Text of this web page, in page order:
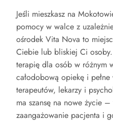
Jeśli mieszkasz na
pomocy w walce z
ośrodek Vita Nova to
Ciebie lub bliskiej Ci
terapię dla osób w różnym
całodobową opiekę i
terapeutów, lekarzy i
ma szansę na nowe życie
zaangażowanie pacjenta i